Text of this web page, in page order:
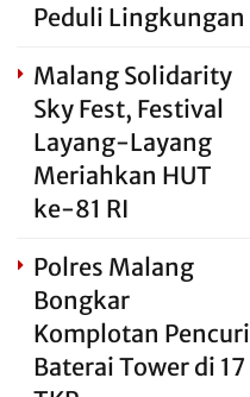
Peduli Lingkungan
Malang Solidarity
Sky Fest, Festival
Layang-Layang
Meriahkan HUT
ke-81 RI
Polres Malang
Bongkar
Komplotan Pencuri
Baterai Tower di 17